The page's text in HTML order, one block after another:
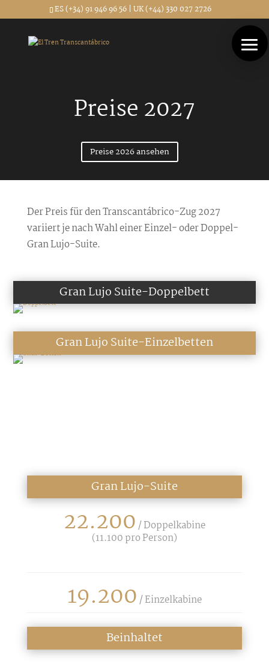
ES (+34) 91 946 96 56 | UK (+44) 330 027 2726
Preise 2027
Preise 2026 ansehen
Der Preis für den Transcantábrico-Zug 2027
variiert je nach Wahl einer Einzel- oder Doppel-
Gran Lujo-Suite.
Gran Lujo Suite-Doppelbett
Gran Lujo Suite-Einzelbetten
Gran Lujo-Suite
22.200 / Doppelkabine
(11.100 pro Person)
19.200 / Einzelkabine
Beinhaltet